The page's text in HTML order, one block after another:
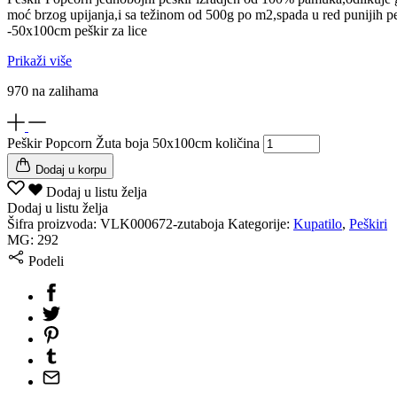
moć brzog upijanja,i sa težinom od 500g po m2,spada u red punijih
-50x100cm peškir za lice
Prikaži više
970 na zalihama
Peškir Popcorn Žuta boja 50x100cm količina
Dodaj u korpu
Dodaj u listu želja
Dodaj u listu želja
Šifra proizvoda: VLK000672-zutaboja Kategorije: Kupatilo, Peškiri
MG: 292
Podeli